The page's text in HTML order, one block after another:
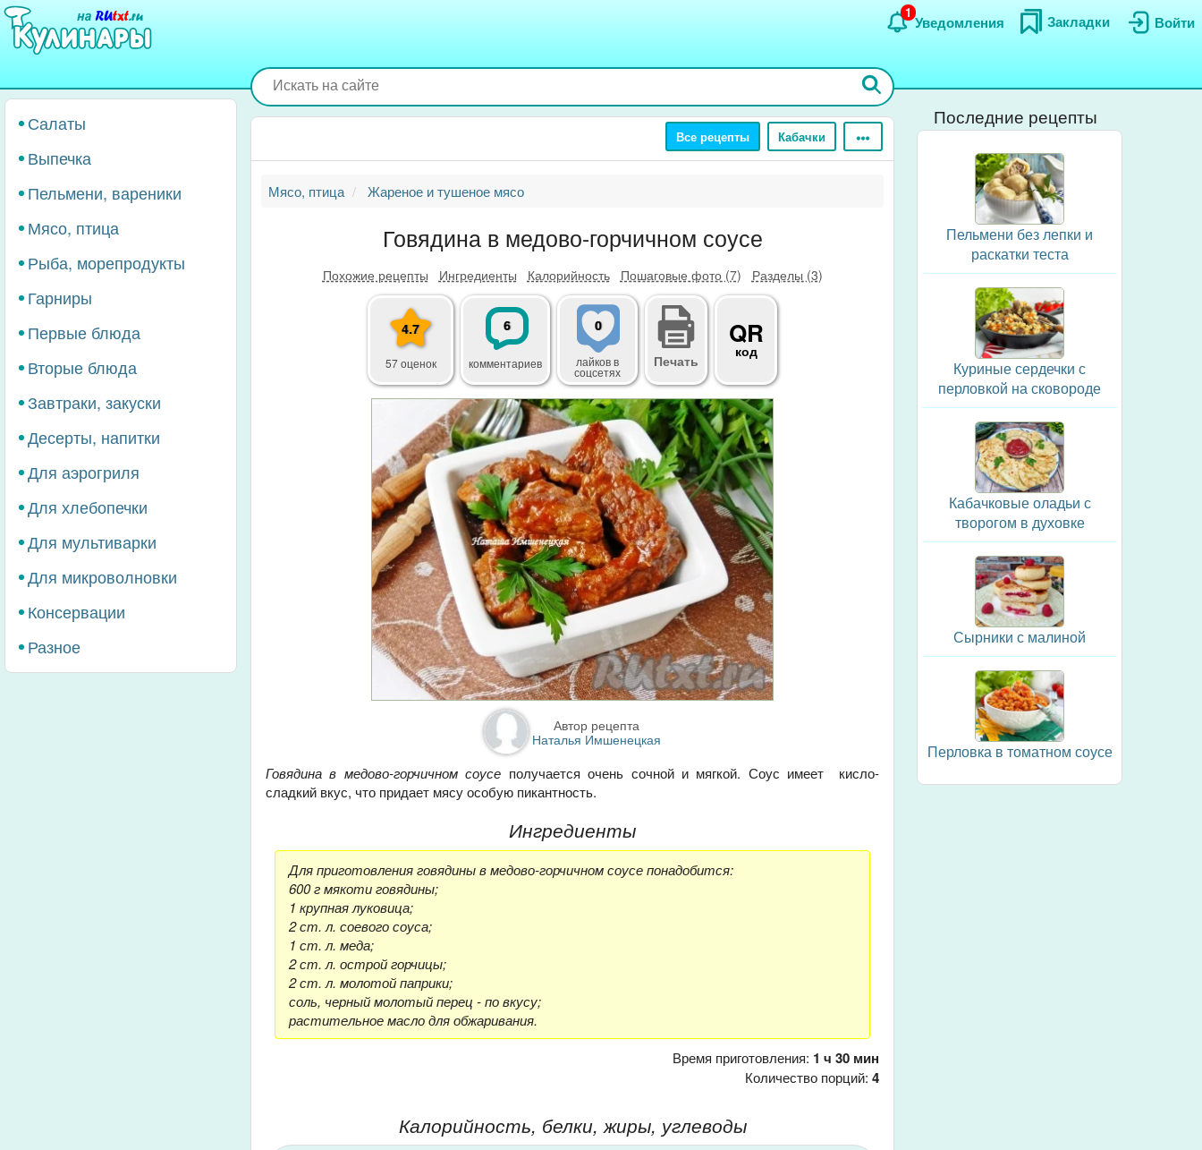
Перейти
основному
Войти
Закладки
Уведомления
1
Салаты
Выпечка
Пельмени, вареники
Мясо, птица
Рыба, морепродукты
Гарниры
Первые блюда
Вторые блюда
Завтраки, закуски
Десерты, напитки
Для аэрогриля
Для хлебопечки
Для мультиварки
Для микроволновки
Консервации
Разное
Все рецепты Кабачки
Мясо, птица Жареное и тушеное мясо
Говядина в медово-горчичном соусе
Похожие рецепты Ингредиенты Калорийность Пошаговые фото (7) Разделы (3)
4.7
57 оценок
6
комментариев
0
лайковв
соцсетях
Печать
QR
код
Автор рецепта
Наталья Имшенецкая
Говядина в медово-горчичном соусе получается очень сочной и мягкой. Соус имеет кисло-
сладкий вкус, что придает мясу особую пикантность.
Ингредиенты
Для приготовления говядины в медово-горчичном соусе понадобится:
600 г мякоти говядины;
1 крупная луковица;
2 ст. л. соевого соуса;
1 ст. л. меда;
2 ст. л. острой горчицы;
2 ст. л. молотой паприки;
соль, черный молотый перец - по вкусу;
растительное масло для обжаривания.
Время приготовления: 1 ч 30 мин
Количество порций: 4
Калорийность, белки, жиры, углеводы
Последние рецепты
Пельмени без лепки и
раскатки теста
Куриные сердечки с
перловкой на сковороде
Кабачковые оладьи с
творогом в духовке
Сырники с малиной
Перловка в томатном соусе